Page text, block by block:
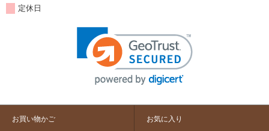
定休日
お買い物かご お気に入り